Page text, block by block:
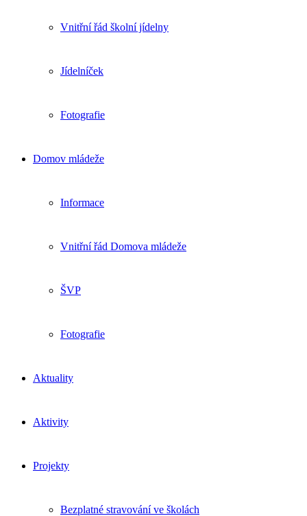
Vnitřní řád školní jídelny
Jídelníček
Fotografie
Domov mládeže
Informace
Vnitřní řád Domova mládeže
ŠVP
Fotografie
Aktuality
Aktivity
Projekty
Bezplatné stravování ve školách